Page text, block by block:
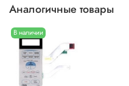
Аналогичные товары
В наличии